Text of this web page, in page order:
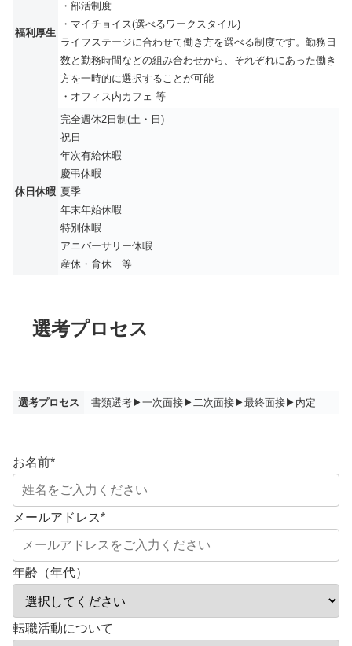
福利厚生
・部活制度
・マイチョイス(選べるワークスタイル)
ライフステージに合わせて働き方を選べる制度です。勤務日
数と勤務時間などの組み合わせから、それぞれにあった働き
方を一時的に選択することが可能
・オフィス内カフェ 等
休日休暇
完全週休2日制(土・日)
祝日
年次有給休暇
慶弔休暇
夏季
年末年始休暇
特別休暇
アニバーサリー休暇
産休・育休 等
選考プロセス
選考プロセス 書類選考▶一次面接▶二次面接▶最終面接▶内定
お名前*
メールアドレス*
年齢（年代）
転職活動について